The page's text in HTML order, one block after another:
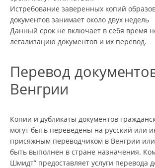
Истребование заверенных копий
документов занимает около двух недель
Данный срок не включает в себя время
легализацию документов и их перевод.
Перевод
Венгрии
Копии и дубликаты документов
могут быть переведены на русский или
присяжным переводчиком в Венгрии
быть выполнен в стране назначения.
Шмидт” предоставляет услуги перевода